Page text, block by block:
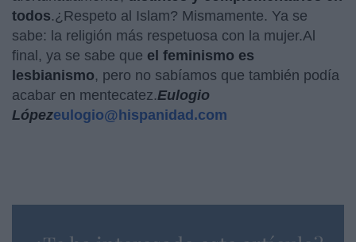
todos.¿Respeto al Islam? Mismamente. Ya se
sabe: la religión más respetuosa con la mujer.Al
final, ya se sabe que el feminismo es
lesbianismo, pero no sabíamos que también podía
acabar en mentecatez.Eulogio
Lópezeulogio@hispanidad.com